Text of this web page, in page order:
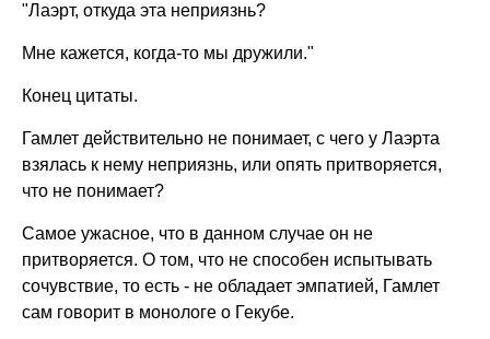
"Лаэрт, откуда эта неприязнь?
Мне кажется, когда-то мы дружили."
Конец цитаты.
Гамлет действительно не понимает, с чего у Лаэрта
взялась к нему неприязнь, или опять притворяется,
что не понимает?
Самое ужасное, что в данном случае он не
притворяется. О том, что не способен испытывать
сочувствие, то есть - не обладает эмпатией, Гамлет
сам говорит в монологе о Гекубе.